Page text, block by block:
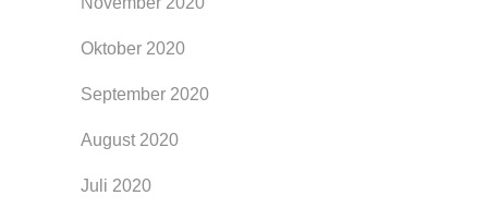
Oktober 2020
September 2020
August 2020
Juli 2020